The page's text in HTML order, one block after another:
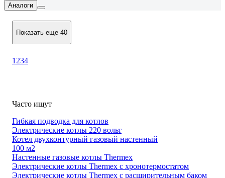
Аналоги
Показать еще 40
1 234
Часто ищут
Гибкая подводка для котлов
Электрические котлы 220 вольт
Котел двухконтурный газовый настенный
100 м2
Настенные газовые котлы Thermex
Электрические котлы Thermex с хронотермостатом
Электрические котлы Thermex с расширительным баком